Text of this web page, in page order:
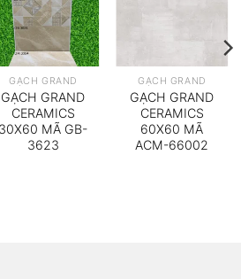
GẠCH GRAND
GẠCH GRAND
CERAMICS
30X60 MÃ GB-
3623
GẠCH GRAND
GẠCH GRAND
CERAMICS
60X60 MÃ
ACM-66002